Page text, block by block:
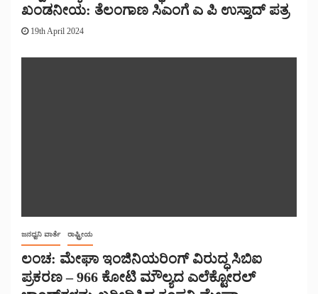
ಖಂಡನೀಯ: ತೆಲಂಗಾಣ ಸಿಎಂಗೆ ಎ ಪಿ ಉಸ್ತಾದ್ ಪತ್ರ
19th April 2024
ಜನಧ್ವನಿ ವಾರ್ತೆ ರಾಷ್ಟ್ರೀಯ
ಲಂಚ: ಮೇಘಾ ಇಂಜಿನಿಯರಿಂಗ್ ವಿರುದ್ಧ ಸಿಬಿಐ
ಪ್ರಕರಣ – 966 ಕೋಟಿ ಮೌಲ್ಯದ ಎಲೆಕ್ಟೋರಲ್